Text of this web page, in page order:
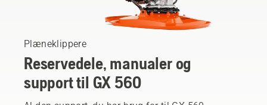
Plæneklippere
Reservedele, manualer og
support til GX 560